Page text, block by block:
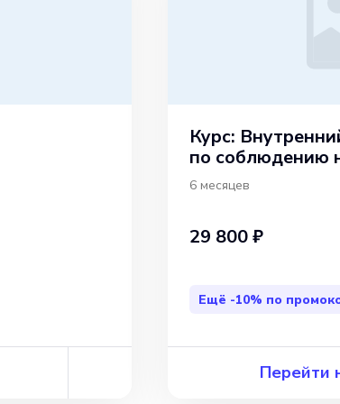
Курс:
по соблюдению
законодательства
6 месяцев
29 800 ₽
Ещё -10% по
Перейти